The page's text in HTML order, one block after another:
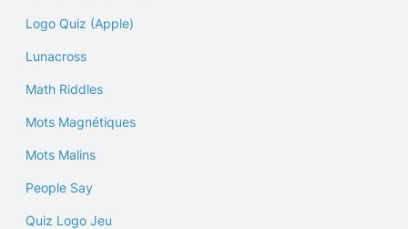
Logo Quiz (Apple)
Lunacross
Math Riddles
Mots Magnétiques
Mots Malins
People Say
Quiz Logo Jeu